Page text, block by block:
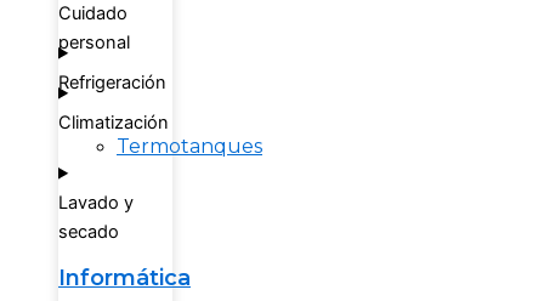
Cuidado
personal
Refrigeración
Climatización
Termotanques
Lavado y
secado
Informática